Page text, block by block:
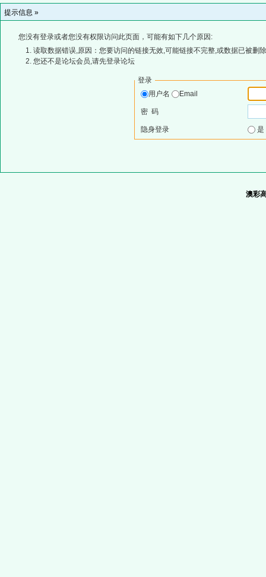
提示信息 »
您没有登录或者您没有权限访问此页面，可能有如下几个原因:
读取数据错误,原因：您要访问的链接无效,可能链接不完整,或数据已被删
您还不是论坛会员,请先登录论坛
登录
用户名
Email
密 码
隐身登录
澳彩